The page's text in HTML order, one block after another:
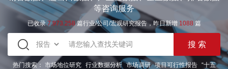
等咨询服务
已收录7.973.258篇行业/公司/宏观研究报告，昨日新增 1088 篇
热门搜索： 市场地位研究 行业数据分析 市场调研 项目可行性报告
“十五